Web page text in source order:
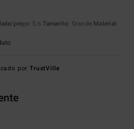
preço: 5 /5 Tamanho: Grande Material:
porTrustVille